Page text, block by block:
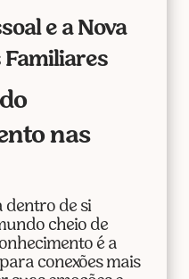
e a Nova
Familiares
nas
dentro de si
cheio de
é a
conexões mais